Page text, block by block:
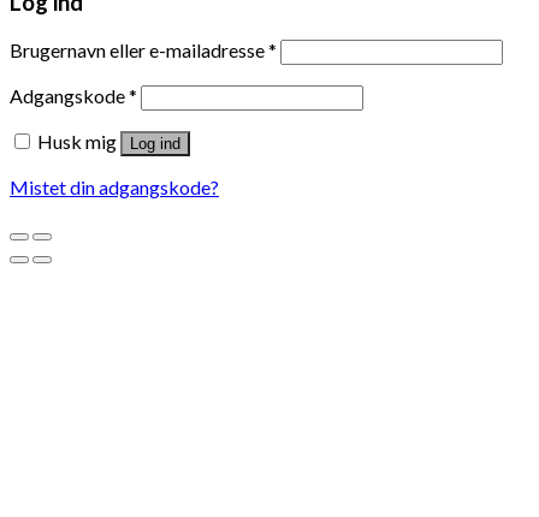
Brugernavn eller e-mailadresse*
Adgangskode*
Husk mig
Log ind
Mistet din adgangskode?